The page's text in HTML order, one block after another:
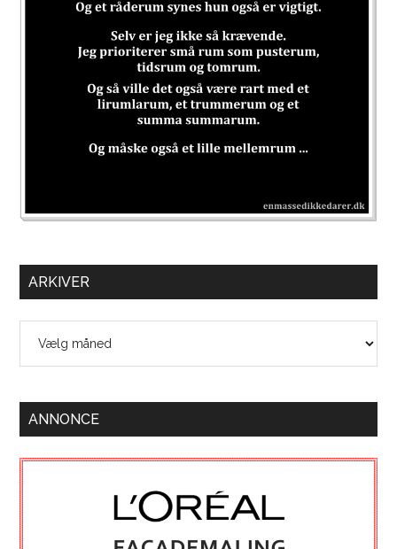
ARKIVER
ANNONCE